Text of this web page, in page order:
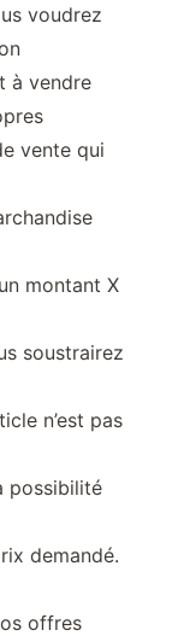
voudrez
à vendre
vente qui
montant X
soustrairez
n’est pas
possibilité
demandé.
offres